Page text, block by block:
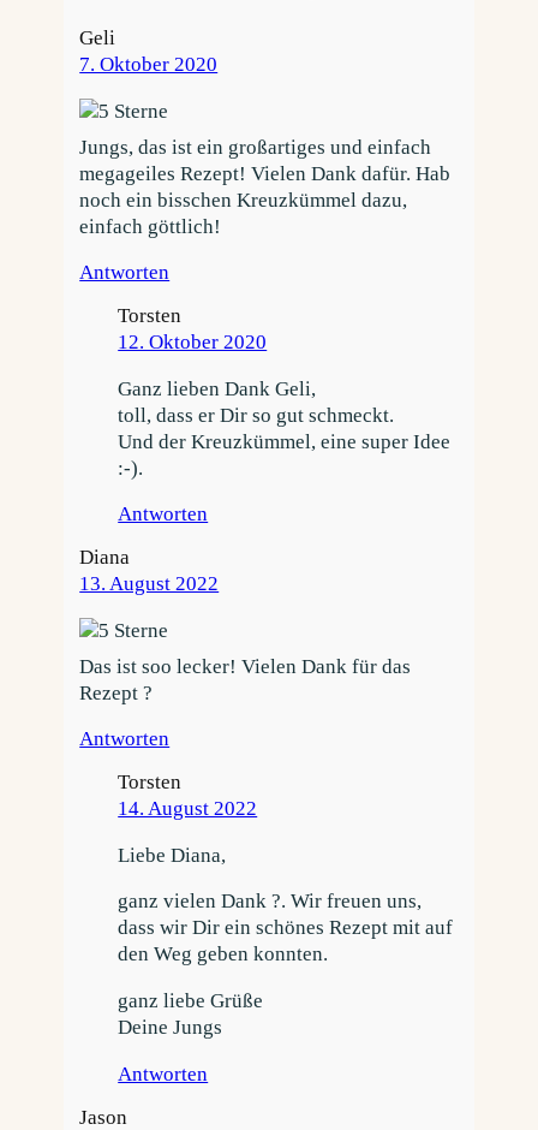
Geli
7. Oktober 2020
Jungs, das ist ein großartiges und einfach
megageiles Rezept! Vielen Dank dafür. Hab
noch ein bisschen Kreuzkümmel dazu,
einfach göttlich!
Antworten
Torsten
12. Oktober 2020
Ganz lieben Dank Geli,
toll, dass er Dir so gut schmeckt.
Und der Kreuzkümmel, eine super Idee
:-).
Antworten
Diana
13. August 2022
Das ist soo lecker! Vielen Dank für das
Rezept ?
Antworten
Torsten
14. August 2022
Liebe Diana,
ganz vielen Dank ?. Wir freuen uns,
dass wir Dir ein schönes Rezept mit auf
den Weg geben konnten.
ganz liebe Grüße
Deine Jungs
Antworten
Jason